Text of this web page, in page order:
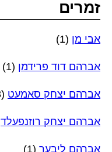
זמרים
אבי מן (1)
אברהם דוד פרידמן (1)
אברהם יצחק סאמעט (3)
אברהם יצחק רוזנפעלד
אברהם ליבער (1)